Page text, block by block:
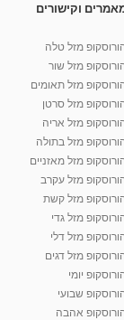
וקישורים
מזל טלה
מזל שור
מזל תאומים
מזל סרטן
מזל אריה
מזל בתולה
מזל מאזניים
מזל עקרב
מזל קשת
מזל גדי
מזל דלי
מזל דגים
יומי
שבועי
אהבה